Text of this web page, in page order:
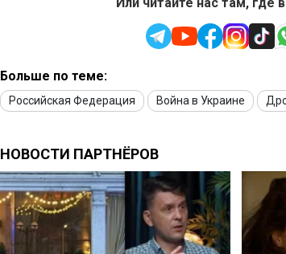
Больше по теме:
Российская Федерация Война в Украине